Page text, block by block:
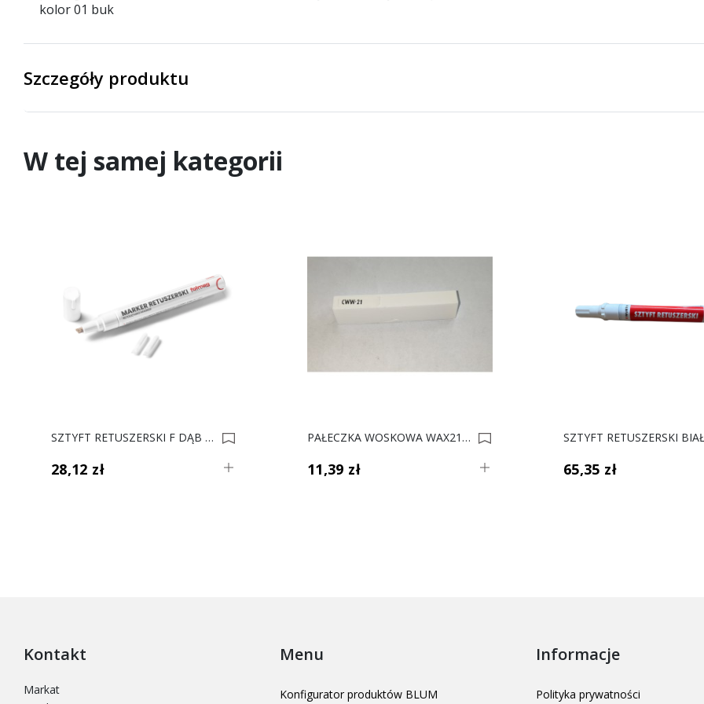
kolor 01 buk
Szczegóły produktu
W tej samej kategorii
SZTYFT RETUSZERSKI F DĄB RUSTYKALNY 132 0035019
28,12 zł
PAŁECZKA WOSKOWA WAX21 BIEL CZYSTA *** 0001346
11,39 zł 65,35 zł
Kontakt
Markat
Menu
Konfigurator produktów BLUM
Informacje
Polityka prywatności